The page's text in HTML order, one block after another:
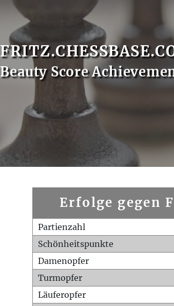
Beauty Score
Erfolge gegen
Partienzahl
Schönheitspunkte
Damenopfer
Turmopfer
Läuferopfer